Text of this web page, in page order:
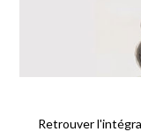
Retrouver